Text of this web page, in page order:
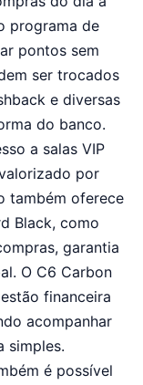
programa de
pontos sem
ser trocados
e diversas
do banco.
a salas VIP
por
também oferece
Black, como
garantia
O C6 Carbon
financeira
acompanhar
simples.
é possível